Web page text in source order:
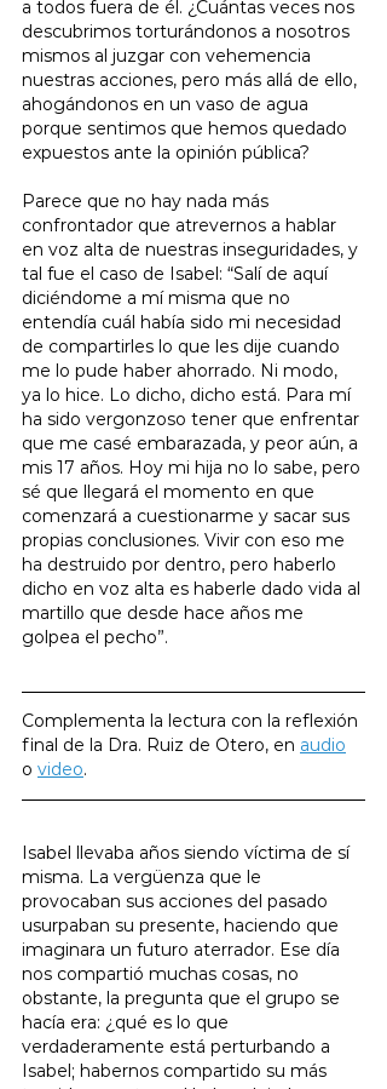
a todos fuera de él. ¿Cuántas veces nos
descubrimos torturándonos a nosotros
mismos al juzgar con vehemencia
nuestras acciones, pero más allá de ello,
ahogándonos en un vaso de agua
porque sentimos que hemos quedado
expuestos ante la opinión pública?
Parece que no hay nada más
confrontador que atrevernos a hablar
en voz alta de nuestras inseguridades, y
tal fue el caso de Isabel: “Salí de aquí
diciéndome a mí misma que no
entendía cuál había sido mi necesidad
de compartirles lo que les dije cuando
me lo pude haber ahorrado. Ni modo,
ya lo hice. Lo dicho, dicho está. Para mí
ha sido vergonzoso tener que enfrentar
que me casé embarazada, y peor aún, a
mis 17 años. Hoy mi hija no lo sabe, pero
sé que llegará el momento en que
comenzará a cuestionarme y sacar sus
propias conclusiones. Vivir con eso me
ha destruido por dentro, pero haberlo
dicho en voz alta es haberle dado vida al
martillo que desde hace años me
golpea el pecho”.
Complementa la lectura con la reflexión
final de la Dra. Ruiz de Otero, en audio
o video.
Isabel llevaba años siendo víctima de sí
misma. La vergüenza que le
provocaban sus acciones del pasado
usurpaban su presente, haciendo que
imaginara un futuro aterrador. Ese día
nos compartió muchas cosas, no
obstante, la pregunta que el grupo se
hacía era: ¿qué es lo que
verdaderamente está perturbando a
Isabel; habernos compartido su más